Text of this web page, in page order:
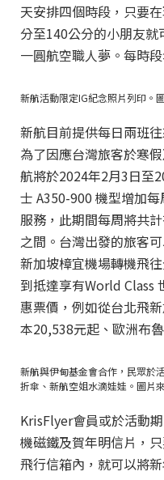
天安排四個時段，只要
分至140公分的小朋友就
一圓航空職人夢。每時
新航活動限定IG紀念照片列印。
新航目前提供每日兩班
為了因應台灣旅客於寒
航將於2024年2月3日至
士 A350-900 機型增加
服務，此期間每周將共
之間。台灣出發的旅客
新加坡樟宜機場轉機飛
到抵達享有World Class
惠票價，例如從台北飛
本20,538元起、歐洲布
新航與伊甸基金會合作，民眾於
折傘、新航空姐水滴娃娃。圖片
KrisFlyer會員或於活動
機磁鐵及賀年明信片，
飛行信箱內，就可以將